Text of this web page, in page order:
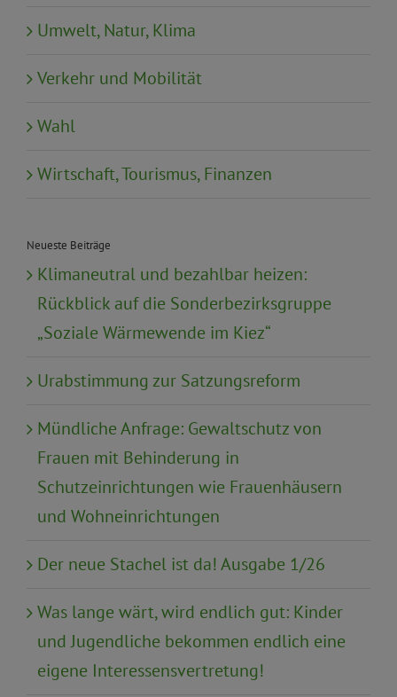
Umwelt, Natur, Klima
Verkehr und Mobilität
Wahl
Wirtschaft, Tourismus, Finanzen
Neueste Beiträge
Klimaneutral und bezahlbar heizen:
Rückblick auf die Sonderbezirksgruppe
„Soziale Wärmewende im Kiez“
Urabstimmung zur Satzungsreform
Mündliche Anfrage: Gewaltschutz von
Frauen mit Behinderung in
Schutzeinrichtungen wie Frauenhäusern
und Wohneinrichtungen
Der neue Stachel ist da! Ausgabe 1/26
Was lange wärt, wird endlich gut: Kinder
und Jugendliche bekommen endlich eine
eigene Interessensvertretung!